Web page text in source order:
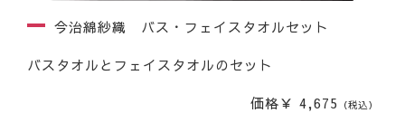
今治綿紗織 バス・フェイスタオルセット
バスタオルとフェイスタオルのセット
価格￥ 4,675 （税込）